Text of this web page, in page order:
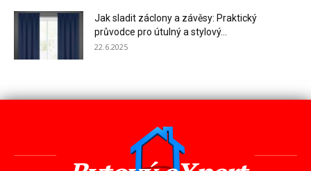
Jak sladit záclony a závěsy: Praktický
průvodce pro útulný a stylový...
22.6.2025